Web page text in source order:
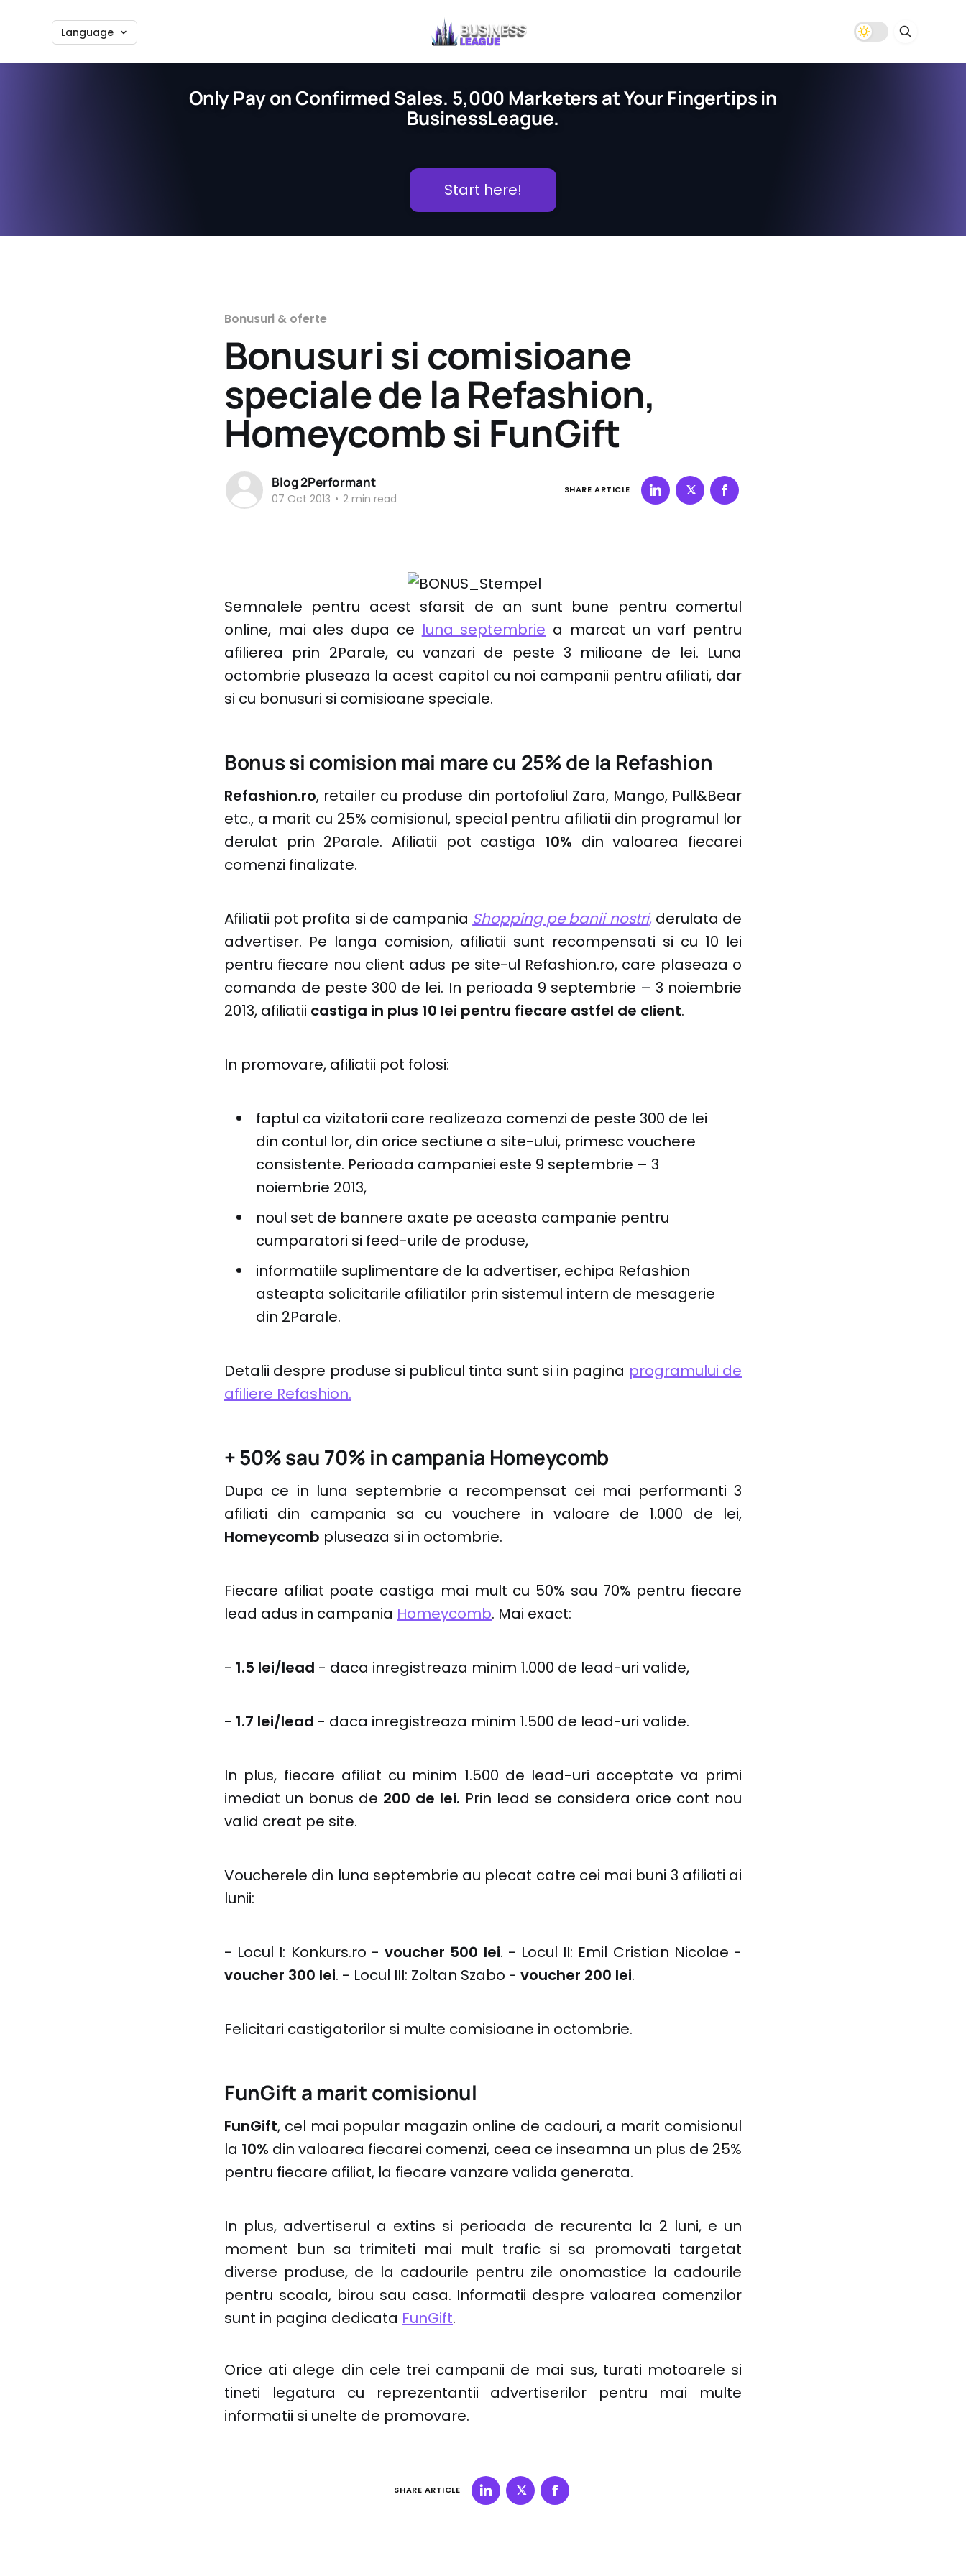
Language
Only Pay on Confirmed Sales. 5,000 Marketers at Your Fingertips in
BusinessLeague.
Start here!
Bonusuri & oferte
Bonusuri si comisioane
speciale de la Refashion,
Homeycomb si FunGift
Blog 2Performant
07 Oct 2013 • 2 min read
SHARE ARTICLE
Semnalele pentru acest sfarsit de an sunt bune pentru comertul
online, mai ales dupa ce luna septembrie a marcat un varf pentru
afilierea prin 2Parale, cu vanzari de peste 3 milioane de lei. Luna
octombrie pluseaza la acest capitol cu noi campanii pentru afiliati, dar
si cu bonusuri si comisioane speciale.
Bonus si comision mai mare cu 25% de la Refashion
Refashion.ro, retailer cu produse din portofoliul Zara, Mango, Pull&Bear
etc., a marit cu 25% comisionul, special pentru afiliatii din programul lor
derulat prin 2Parale. Afiliatii pot castiga 10% din valoarea fiecarei
comenzi finalizate.
Afiliatii pot profita si de campania Shopping pe banii nostri,derulata de
advertiser. Pe langa comision, afiliatii sunt recompensati si cu 10 lei
pentru fiecare nou client adus pe site-ul Refashion.ro, care plaseaza o
comanda de peste 300 de lei. In perioada 9 septembrie – 3 noiembrie
2013, afiliatii castiga in plus 10 lei pentru fiecare astfel de client.
In promovare, afiliatii pot folosi:
faptul ca vizitatorii care realizeaza comenzi de peste 300 de lei
din contul lor, din orice sectiune a site-ului, primesc vouchere
consistente. Perioada campaniei este 9 septembrie – 3
noiembrie 2013,
noul set de bannere axate pe aceasta campanie pentru
cumparatori si feed-urile de produse,
informatiile suplimentare de la advertiser, echipa Refashion
asteapta solicitarile afiliatilor prin sistemul intern de mesagerie
din 2Parale.
Detalii despre produse si publicul tinta sunt si in pagina programului de
afiliere Refashion.
+ 50% sau 70% in campania Homeycomb
Dupa ce in luna septembrie a recompensat cei mai performanti 3
afiliati din campania sa cu vouchere in valoare de 1.000 de lei,
Homeycomb pluseaza si in octombrie.
Fiecare afiliat poate castiga mai mult cu 50% sau 70% pentru fiecare
lead adus in campania Homeycomb. Mai exact:
- 1.5 lei/lead - daca inregistreaza minim 1.000 de lead-uri valide,
- 1.7 lei/lead - daca inregistreaza minim 1.500 de lead-uri valide.
In plus, fiecare afiliat cu minim 1.500 de lead-uri acceptate va primi
imediat un bonus de 200 de lei. Prin lead se considera orice cont nou
valid creat pe site.
Voucherele din luna septembrie au plecat catre cei mai buni 3 afiliati ai
lunii:
- Locul I: Konkurs.ro -voucher 500 lei. - Locul II: Emil Cristian Nicolae -
voucher 300 lei. - Locul III: Zoltan Szabo - voucher 200 lei.
Felicitari castigatorilor si multe comisioane in octombrie.
FunGift a marit comisionul
FunGift, cel mai popular magazin online de cadouri, a marit comisionul
la 10% din valoarea fiecarei comenzi, ceea ce inseamna un plus de 25%
pentru fiecare afiliat, la fiecare vanzare valida generata.
In plus, advertiserul a extins si perioada de recurenta la 2 luni, e un
moment bun sa trimiteti mai mult trafic si sa promovati targetat
diverse produse, de la cadourile pentru zile onomastice la cadourile
pentru scoala, birou sau casa. Informatii despre valoarea comenzilor
sunt in pagina dedicata FunGift.
Orice ati alege din cele trei campanii de mai sus, turati motoarele si
tineti legatura cu reprezentantii advertiserilor pentru mai multe
informatii si unelte de promovare.
SHARE ARTICLE